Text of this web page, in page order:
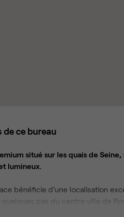
de ce bureau
situé sur les quais de
lumineux.
bénéficie d’une localisation
pas du centre ville de